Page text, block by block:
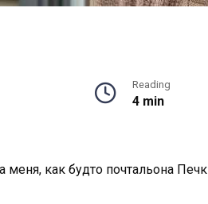
Reading
4 min
меня, как будто почтальона